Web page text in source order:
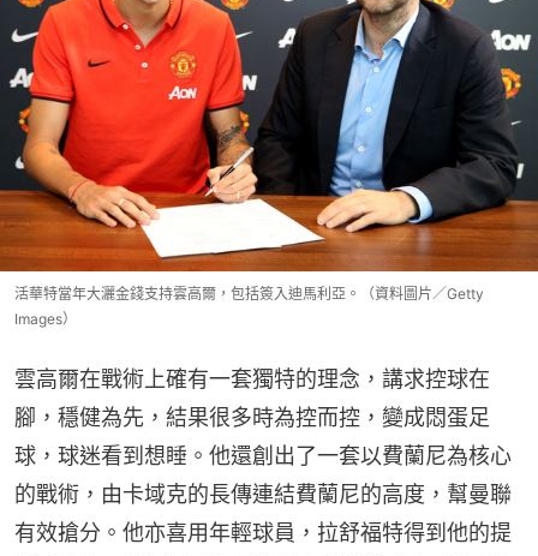
活華特當年大灑金錢支持雲高爾，包括簽入迪馬利亞。（資料圖片／Getty
Images）
雲高爾在戰術上確有一套獨特的理念，講求控球在
腳，穩健為先，結果很多時為控而控，變成悶蛋足
球，球迷看到想睡。他還創出了一套以費蘭尼為核心
的戰術，由卡域克的長傳連結費蘭尼的高度，幫曼聯
有效搶分。他亦喜用年輕球員，拉舒福特得到他的提